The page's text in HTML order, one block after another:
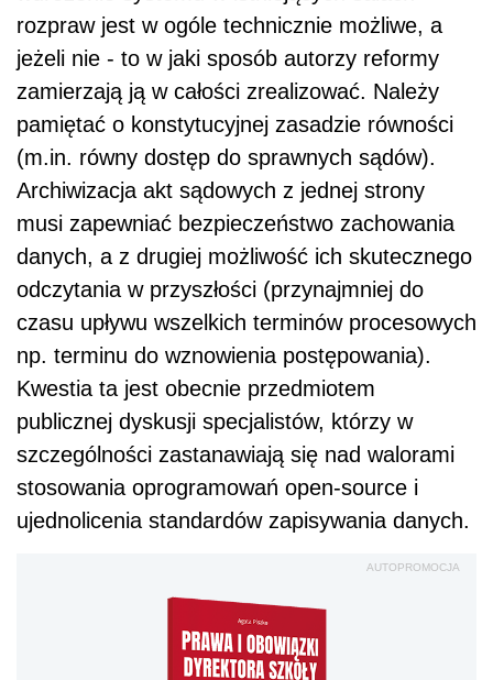
rozpraw jest w ogóle technicznie możliwe, a
jeżeli nie - to w jaki sposób autorzy reformy
zamierzają ją w całości zrealizować. Należy
pamiętać o konstytucyjnej zasadzie równości
(m.in. równy dostęp do sprawnych sądów).
Archiwizacja akt sądowych z jednej strony
musi zapewniać bezpieczeństwo zachowania
danych, a z drugiej możliwość ich skutecznego
odczytania w przyszłości (przynajmniej do
czasu upływu wszelkich terminów procesowych
np. terminu do wznowienia postępowania).
Kwestia ta jest obecnie przedmiotem
publicznej dyskusji specjalistów, którzy w
szczególności zastanawiają się nad walorami
stosowania oprogramowań open-source i
ujednolicenia standardów zapisywania danych.
AUTOPROMOCJA